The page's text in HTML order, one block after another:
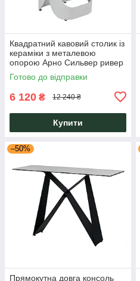
Квадратний кавовий столик із
кераміки з металевою
опорою Арно Сильвер ривер
+ айворі 55х55х55 Vetro
Mebel
Готово до відправки
6 120 ₴ 12 240 ₴
Купити
–50%
Прямокутна довга консоль